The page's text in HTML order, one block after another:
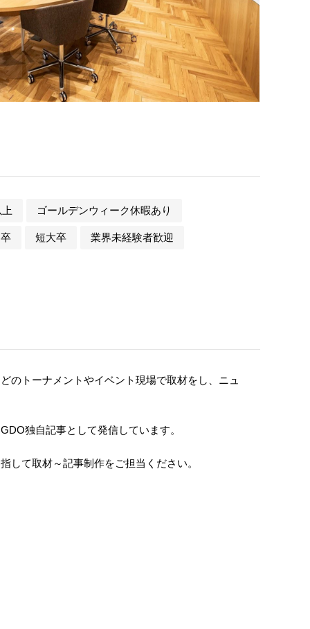
ゴールデンウィーク休暇あり
短大卒 業界未経験者歓迎
のトーナメントやイベント現場で取材をし、ニュ
独自記事として発信しています。
して取材～記事制作をご担当ください。